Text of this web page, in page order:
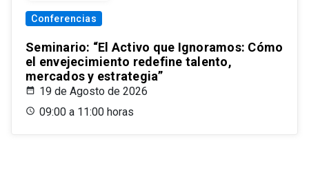
Conferencias
Seminario: “El Activo que Ignoramos: Cómo
el envejecimiento redefine talento,
mercados y estrategia”
19 de Agosto de 2026
09:00 a 11:00 horas